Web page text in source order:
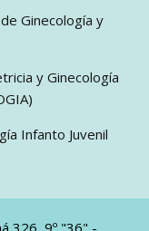
Ginecología y
y Ginecología
Infanto Juvenil